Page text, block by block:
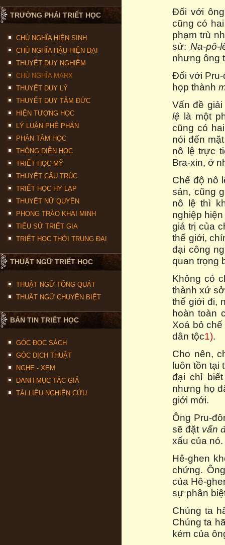
TRƯỜNG PHÁI TRIẾT HỌC
CHỦ NGHĨA HIỆN SINH
CHỦ NGHĨA HẬU HIỆN ĐẠI
THUYẾT DUY NGHIỆM
CHỦ NGHĨA MARX
THUYẾT DUY LÝ
THUYẾT DUY TÂM ĐỨC
HIỆN TƯỢNG HỌC
LÝ LUẬN PHÊ PHÁN
PHÂN TÂM HỌC
THÔNG DIỄN HỌC
TRIẾT HỌC MỸ
THUYẾT CẤU TRÚC
TRIẾT HỌC HY LẠP
THUYẾT NỮ QUYỀN
PHONG TRÀO KHAI MINH
TIỂU SỬ TRIẾT GIA
TRIẾT HỌC THỜI TRUNG ĐẠI
THUẬT NGỮ TRIẾT HỌC
THUẬT NGỮ TỔNG QUÁT
THUẬT NGỮ CHUYÊN BIỆT
BẢN TIN TRIẾT HỌC
GÓC ĐỌC SÁCH
GÓC DỊCH THUẬT
NGHE - XEM
DANH MỤC TÁC GIẢ
TÀI LIỆU NGHIÊN CỨU
Đối với
cũng có
phạm trù
sử: Na-pô-
nhưng ông
Đối với
họp thành
Vấn đề
lệ là một
cũng có
nói đến
nô lệ trực
Bra-xin, ở
Chế độ nô
sản, cũng
nô lệ thì
nghiệp
giá trị của
thế giới,
đại công
quan trọng
Không có
thành xứ
thế giới đi,
hoàn toàn
Xoá bỏ
dân tộc1).
Cho nên,
luôn tồn tại
đại chỉ
nhưng họ
giới mới.
Ông Pru-
sẽ đặt vấn
xấu của nó.
Hê-ghen
chứng.
của Hê-
sự phân
Chúng ta
Chúng ta
kém của